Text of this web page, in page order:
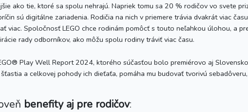
ako tie, ktoré sa spolu nehrajú. Napriek tomu sa 20 % rodičov vo svete
sú digitálne zariadenia. Rodičia na nich v priemere trávia dvakrát viac
viac. Spoločnosť LEGO chce rodinám pomôcť s touto neľahkou úlohou, a
rady odborníkov, ako môžu spolu rodiny tráviť viac času.
Play Well Report 2024, ktorého súčasťou bolo premiérovo aj Slovensko
a celkovej pohody ich dieťaťa, pomáha mu budovať tvorivú
benefity aj pre rodičov: